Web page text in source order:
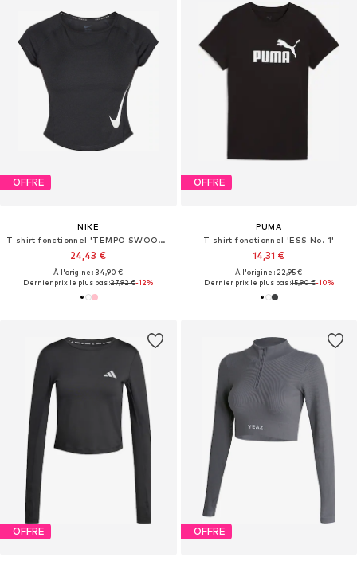
OFFRE
NIKE
T-shirt fonctionnel 'TEMPO SWOOSH'
24,43 €
À l'origine : 34,90 €
Dernier prix le plus bas :27,92 €-12%
OFFRE
PUMA
T-shirt fonctionnel 'ESS No. 1'
14,31 €
À l'origine : 22,95 €
Dernier prix le plus bas :15,90 €-10%
OFFRE OFFRE